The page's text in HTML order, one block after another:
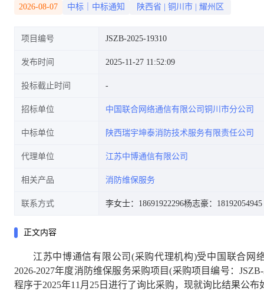
2026-08-07 中标｜中标通知 陕西省 铜川市 耀州区
项目编号 JSZB-2025-19310
发布时间 2025-11-27 11:52:09
投标截止时间
招标单位 中国联合网络通信有限公司铜川市分公司
中标单位 陕西瑞宇坤泰消防技术服务有限责任公司
代理单位 江苏中博通信有限公司
相关产品 消防维保服务
联系方式 李女士：18691922296杨志豪：18192054945
正文内容
江苏中博通信有限公司(采购代理机构)受中国联合网
2026-2027年度消防维保服务采购项目(采购项目编号：
程序于2025年11月25日进行了询比采购，现就询比结果公布